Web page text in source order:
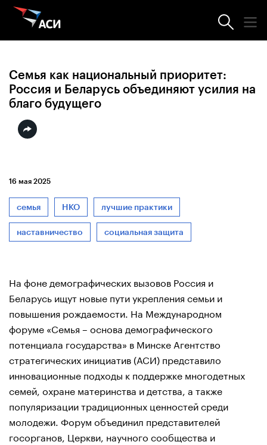
Новости АСИ
Семья как национальный приоритет:
Россия и Беларусь объединяют усилия на
благо будущего
16 мая 2025
семья НКО лучшие практики
наставничество социальная защита
На фоне демографических вызовов Россия и
Беларусь ищут новые пути укрепления семьи и
повышения рождаемости. На Международном
форуме «Семья – основа демографического
потенциала государства» в Минске Агентство
стратегических инициатив (АСИ) представило
инновационные подходы к поддержке многодетных
семей, охране материнства и детства, а также
популяризации традиционных ценностей среди
молодежи. Форум объединил представителей
госорганов, Церкви, научного сообщества и